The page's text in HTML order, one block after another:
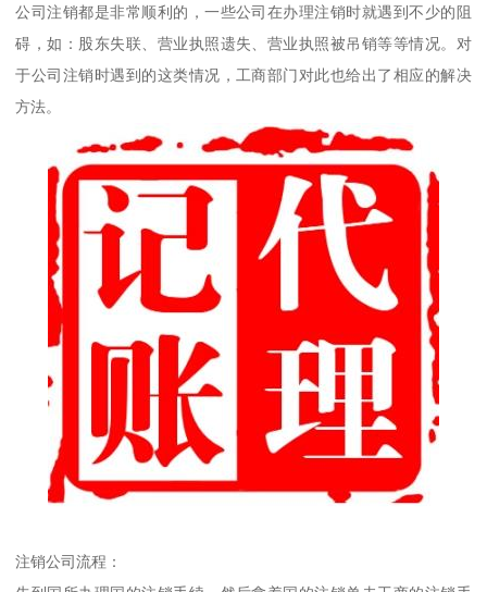
公司注销都是非常顺利的，一些公司在办理注销时就遇到不少的阻
碍，如：股东失联、营业执照遗失、营业执照被吊销等等情况。对
于公司注销时遇到的这类情况，工商部门对此也给出了相应的解决
方法。
注销公司流程：